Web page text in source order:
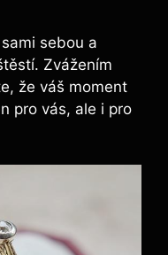
sebou a
Zvážením
že váš moment
pro vás, ale i pro